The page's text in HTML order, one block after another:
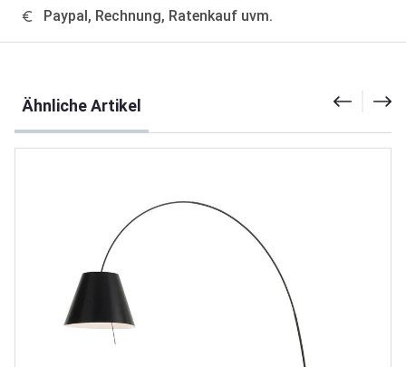
Paypal, Rechnung, Ratenkauf uvm.
Ähnliche Artikel